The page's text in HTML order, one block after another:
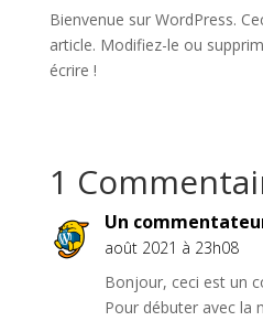
Bienvenue sur WordPress.
article. Modifiez-le ou
écrire !
1
Un
août 2021 à 23h08
Bonjour, ceci est un
Pour débuter avec la